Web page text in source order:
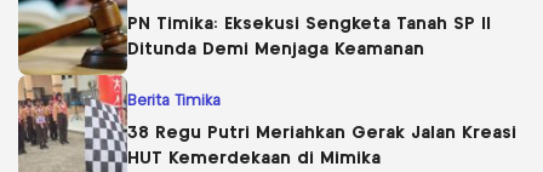
PN Timika: Eksekusi Sengketa Tanah SP II
Ditunda Demi Menjaga Keamanan
Berita Timika
38 Regu Putri Meriahkan Gerak Jalan Kreasi
HUT Kemerdekaan di Mimika